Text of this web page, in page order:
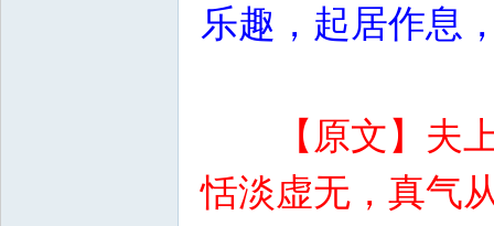
乐趣，起居作息
【原文】夫
恬淡虚无，真气